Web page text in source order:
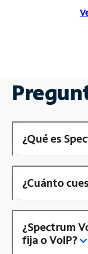
¿Qué es
¿Cuánto
¿Spectrum
fija o VoIP?